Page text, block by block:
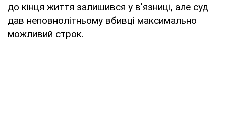
до кінця життя залишився у в'язниці, але суд
дав неповнолітньому вбивці максимально
можливий строк.